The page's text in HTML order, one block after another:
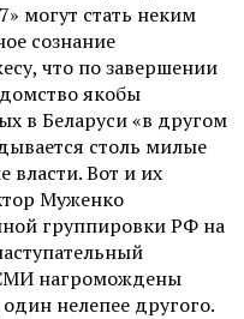
могут стать неким
сознание
что по завершении
якобы
в Беларуси «в другом
столь милые
власти. Вот и их
Муженко
группировки РФ на
нагромождены
нелепее другого.